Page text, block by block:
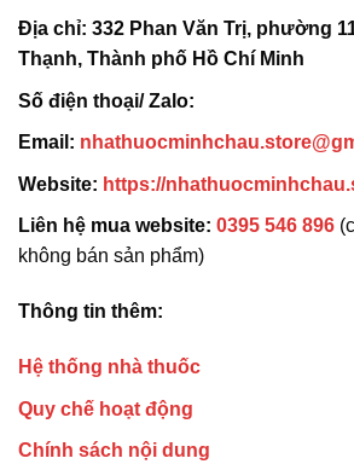
Địa chỉ: 332 Phan Văn Trị, phường
Thạnh, Thành phố Hồ Chí Minh
Số điện thoại/ Zalo:
Email:
Website: https://
Liên hệ mua website: 0395 546 896
không bán sản phẩm)
Thông tin thêm:
Hệ thống nhà thuốc
Quy chế hoạt động
Chính sách nội dung